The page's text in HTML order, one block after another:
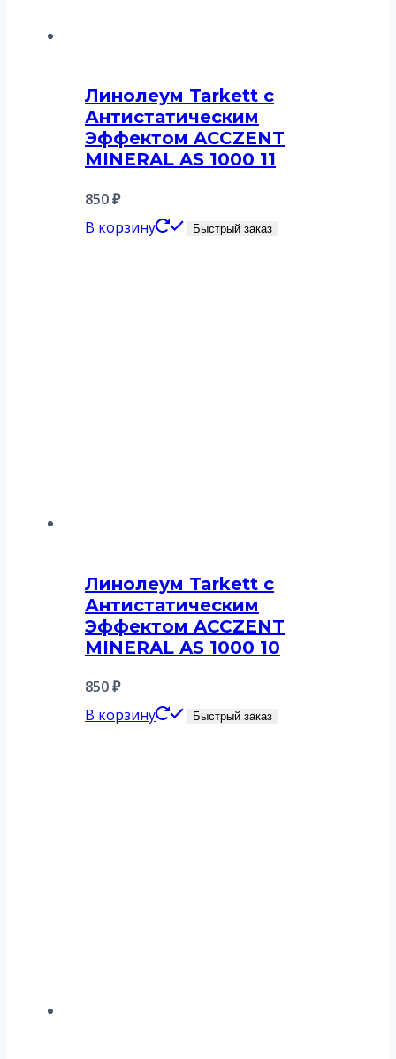
Линолеум Tarkett с
Антистатическим
Эффектом ACCZENT
MINERAL AS 1000 11
850₽
В корзину
Быстрый заказ
Линолеум Tarkett с
Антистатическим
Эффектом ACCZENT
MINERAL AS 1000 10
850₽
В корзину
Быстрый заказ